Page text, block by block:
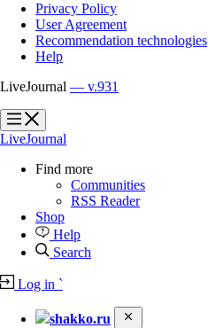
Privacy Policy
User Agreement
Recommendation technologies
Help
LiveJournal — v.931
?
?
LiveJournal
Find more
Communities
RSS Reader
Shop
Help
Search
Log in `
shakko.ru